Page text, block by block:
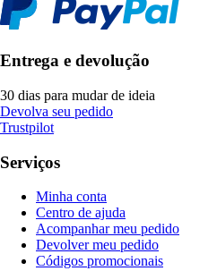
Entrega e devolução
30 dias para mudar de ideia
Devolva seu pedido
Trustpilot
Serviços
Minha conta
Centro de ajuda
Acompanhar meu pedido
Devolver meu pedido
Códigos promocionais